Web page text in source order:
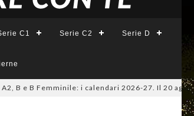
C1 Serie C2 Serie D
B Femminile: i calendari 2026-27. Il 20 agosto la